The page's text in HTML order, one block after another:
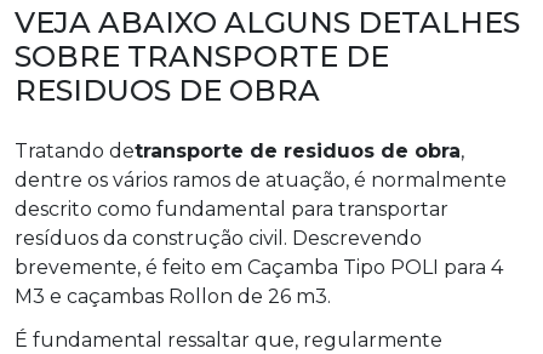
VEJA ABAIXO ALGUNS DETALHES
SOBRE TRANSPORTE DE
RESIDUOS DE OBRA
Tratando detransporte de residuos de obra,
dentre os vários ramos de atuação, é normalmente
descrito como fundamental para transportar
resíduos da construção civil. Descrevendo
brevemente, é feito em Caçamba Tipo POLI para 4
M3 e caçambas Rollon de 26 m3.
É fundamental ressaltar que, regularmente